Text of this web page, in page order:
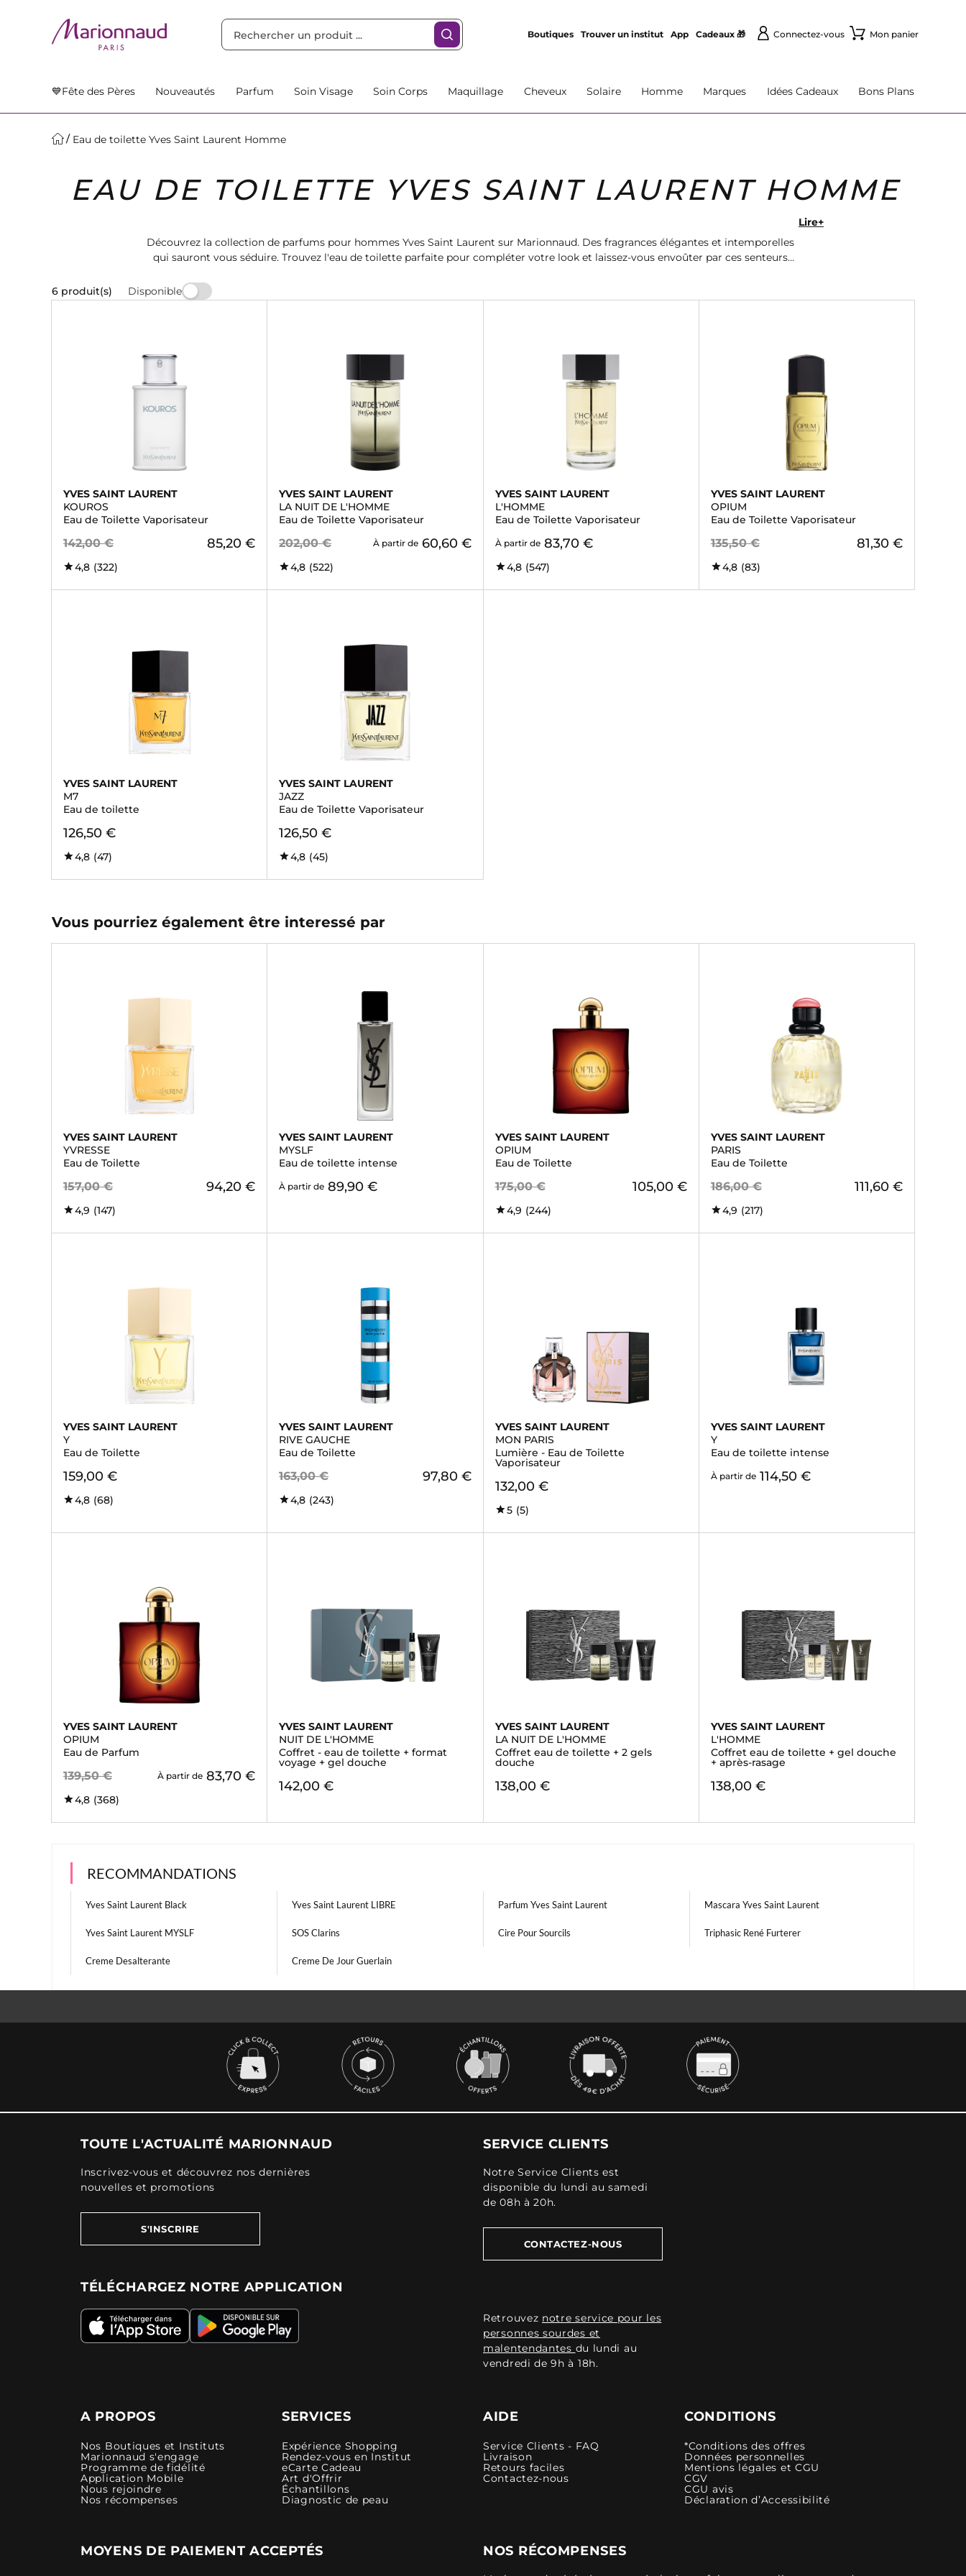
Boutiques Trouver un institut App Cadeaux 🎁 Connectez-vous Mon panier
💙Fête des Pères Nouveautés Parfum Soin Visage Soin Corps Maquillage Cheveux Solaire Homme Marques Idées Cadeaux Bons Plans
Eau de toilette Yves Saint Laurent Homme
EAU DE TOILETTE YVES SAINT LAURENT HOMME
Découvrez la collection de parfums pour hommes Yves Saint Laurent sur Marionnaud. Des fragrances élégantes et intemporelles
qui sauront vous séduire. Trouvez l'eau de toilette parfaite pour compléter votre look et laissez-vous envoûter par ces senteurs
Lire+
6 produit(s) Disponible
YVES SAINT LAURENT
KOUROS
Eau de Toilette Vaporisateur
142,00 € 85,20 €
4,8 (322)
YVES SAINT LAURENT
LA NUIT DE L'HOMME
Eau de Toilette Vaporisateur
202,00 € À partir de 60,60 €
4,8 (522)
YVES SAINT LAURENT
L'HOMME
Eau de Toilette Vaporisateur
À partir de 83,70 €
4,8 (547)
YVES SAINT LAURENT
OPIUM
Eau de Toilette Vaporisateur
135,50 € 81,30 €
4,8 (83)
YVES SAINT LAURENT
M7
Eau de toilette
126,50 €
4,8 (47)
YVES SAINT LAURENT
JAZZ
Eau de Toilette Vaporisateur
126,50 €
4,8 (45)
Vous pourriez également être interessé par
YVES SAINT LAURENT
YVRESSE
Eau de Toilette
157,00 € 94,20 €
4,9 (147)
YVES SAINT LAURENT
MYSLF
Eau de toilette intense
À partir de 89,90 €
YVES SAINT LAURENT
OPIUM
Eau de Toilette
175,00 € 105,00 €
4,9 (244)
YVES SAINT LAURENT
PARIS
Eau de Toilette
186,00 € 111,60 €
4,9 (217)
YVES SAINT LAURENT
Y
Eau de Toilette
159,00 €
4,8 (68)
YVES SAINT LAURENT
RIVE GAUCHE
Eau de Toilette
163,00 € 97,80 €
4,8 (243)
YVES SAINT LAURENT
MON PARIS
Lumière - Eau de Toilette
Vaporisateur
132,00 €
5 (5)
YVES SAINT LAURENT
Y
Eau de toilette intense
À partir de 114,50 €
YVES SAINT LAURENT
OPIUM
Eau de Parfum
139,50 € À partir de 83,70 €
4,8 (368)
YVES SAINT LAURENT
NUIT DE L'HOMME
Coffret - eau de toilette + format
voyage + gel douche
142,00 €
YVES SAINT LAURENT
LA NUIT DE L'HOMME
Coffret eau de toilette + 2 gels
douche
138,00 €
YVES SAINT LAURENT
L'HOMME
Coffret eau de toilette + gel douche
+ après-rasage
138,00 €
RECOMMANDATIONS
Yves Saint Laurent Black Yves Saint Laurent LIBRE Parfum Yves Saint Laurent Mascara Yves Saint Laurent
Yves Saint Laurent MYSLF SOS Clarins Cire Pour Sourcils Triphasic René Furterer
Creme Desalterante Creme De Jour Guerlain
TOUTE L'ACTUALITÉ MARIONNAUD
Inscrivez-vous et découvrez nos dernières
nouvelles et promotions
S'INSCRIRE
TÉLÉCHARGEZ NOTRE APPLICATION
SERVICE CLIENTS
Notre Service Clients est
disponible du lundi au samedi
de 08h à 20h.
CONTACTEZ-NOUS
Retrouvez notre service pour les
personnes sourdes et
malentendantes du lundi au
vendredi de 9h à 18h.
A PROPOS
Nos Boutiques et Instituts
Marionnaud s'engage
Programme de fidélité
Application Mobile
Nous rejoindre
Nos récompenses
SERVICES
Expérience Shopping
Rendez-vous en Institut
eCarte Cadeau
Art d'Offrir
Échantillons
Diagnostic de peau
AIDE
Service Clients - FAQ
Livraison
Retours faciles
Contactez-nous
CONDITIONS
*Conditions des offres
Données personnelles
Mentions légales et CGU
CGV
CGU avis
Déclaration d’Accessibilité
MOYENS DE PAIEMENT ACCEPTÉS NOS RÉCOMPENSES